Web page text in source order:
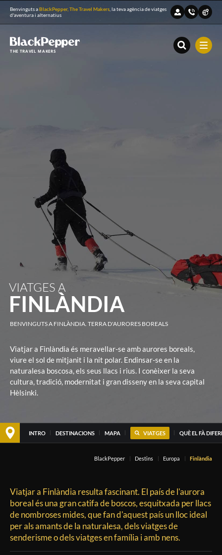
Benvinguts aBlackPepper, The Travel Makers , la teva agència de viatges
d'aventura i alternatius
THE TRAVEL MAKERS
VIATGES A
FINLÀNDIA
BENVINGUTS A FINLÀNDIA. TERRA D'AURORES BOREALS
Viatjar a Finlàndia és meravellar-se amb aurores boreals,
viure el sol de mitjanit i la nit polar. Endinsar-se en la
naturalesa boscosa, els seus llacs i rius. I conèixer la seva
cultura, tradició, modernitat i gran disseny en la seva capital
Hèlsinki.
INTRO DESTINACIONS MAPA VIATGES QUÈ EL FÀ
BlackPepper Destins Europa Finlàndia
Viatjar a Finlàndia resulta fascinant. El país de l'aurora
boreal és una gran catifa de boscos, esquitxada per llacs
de nombroses mides, que fan d'aquest país un lloc ideal
per als amants de la naturalesa, dels viatges de
senderisme o dels viatges en família i amb nens.